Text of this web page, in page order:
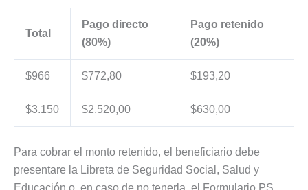
Total
Pago directo
(80%)
Pago retenido
(20%)
$966 $772,80 $193,20
$3.150 $2.520,00 $630,00
Para cobrar el monto retenido, el beneficiario debe
presentare la Libreta de Seguridad Social, Salud y